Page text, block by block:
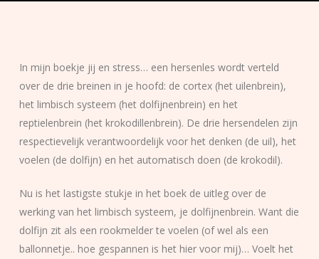
In mijn boekje jij en stress… een hersenles wordt verteld
over de drie breinen in je hoofd: de cortex (het uilenbrein),
het limbisch systeem (het dolfijnenbrein) en het
reptielenbrein (het krokodillenbrein). De drie hersendelen zijn
respectievelijk verantwoordelijk voor het denken (de uil), het
voelen (de dolfijn) en het automatisch doen (de krokodil).
Nu is het lastigste stukje in het boek de uitleg over de
werking van het limbisch systeem, je dolfijnenbrein. Want die
dolfijn zit als een rookmelder te voelen (of wel als een
ballonnetje.. hoe gespannen is het hier voor mij)… Voelt het